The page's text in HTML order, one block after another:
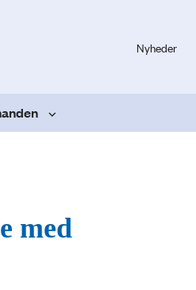
Nyheder
med